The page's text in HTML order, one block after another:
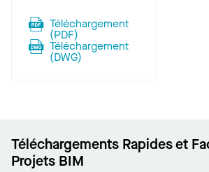
Téléchargement
(PDF)
Téléchargement
(DWG)
Téléchargements Rapides et
Projets BIM